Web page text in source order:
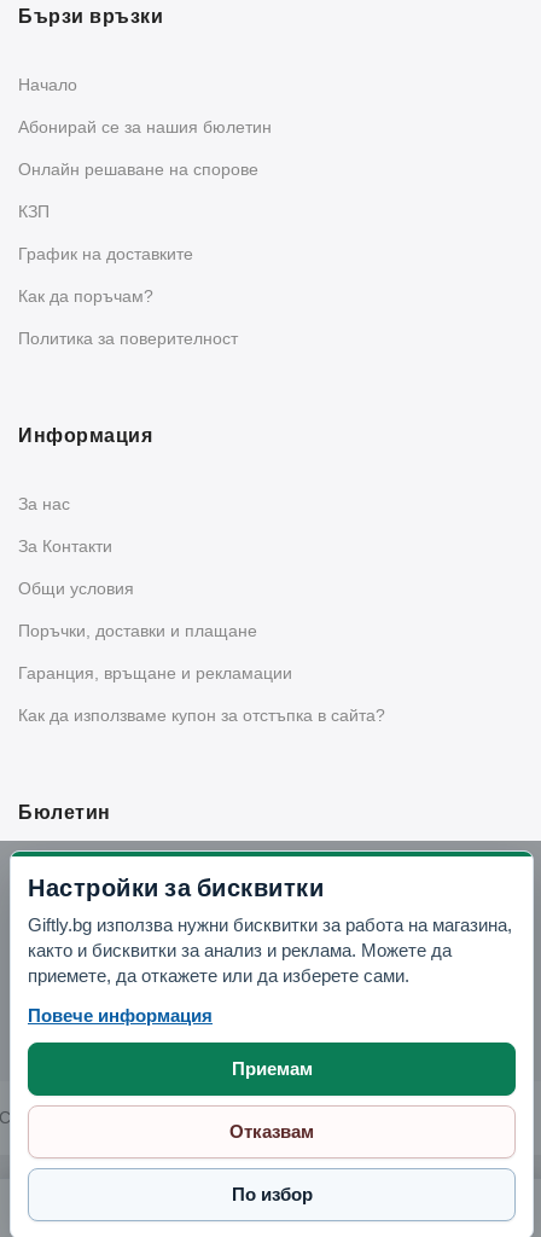
Саксия "Глория" с подложка. 3.1 л.. теракот (11C4018)
1.79 € Поръчай
Бързи връзки
Начало
Абонирай се за нашия бюлетин
Oнлайн решаване на спорове
КЗП
График на доставките
Как да поръчам?
Политика за поверителност
Информация
За нас
За Контакти
Общи условия
Поръчки, доставки и плащане
Гаранция, връщане и рекламации
Как да използваме купон за отстъпка в сайта?
Бюлетин
Вземи -10% отстъпка в Telegram
Отвори Telegram
Copyright © 2026 GIFTLY.BG. All rights reserved.
Настройки за бисквитки
Giftly.bg използва нужни бисквитки за работа на магазина,
както и бисквитки за анализ и реклама. Можете да
приемете, да откажете или да изберете сами.
Повече информация
Приемам
Отказвам
По избор